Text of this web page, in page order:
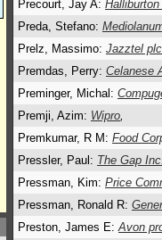
Precourt, Jay A:
Preda, Stefano:
Prelz, Massimo: Jazztel plc
Premdas, Perry: Celanese
Preminger, Michal:
Premji, Azim: Wipro,
Premkumar, R M: Food
Pressler, Paul: The Gap
Pressman, Kim: Price
Pressman, Ronald R:
Preston, James E:Avon